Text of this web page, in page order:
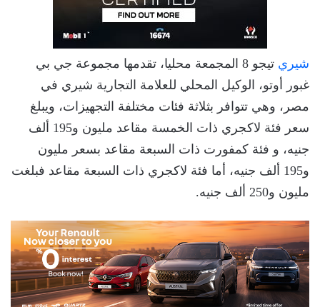
شيري
تيجو 8 المجمعة محليا، تقدمها مجموعة جي بي
غبور أوتو، الوكيل المحلي للعلامة التجارية شيري في
مصر، وهي تتوافر بثلاثة فئات مختلفة التجهيزات، ويبلغ
سعر فئة لاكجري ذات الخمسة مقاعد مليون و195 ألف
جنيه، و فئة كمفورت ذات السبعة مقاعد بسعر مليون
و195 ألف جنيه، أما فئة لاكجري ذات السبعة مقاعد فبلغت
مليون و250 ألف جنيه.